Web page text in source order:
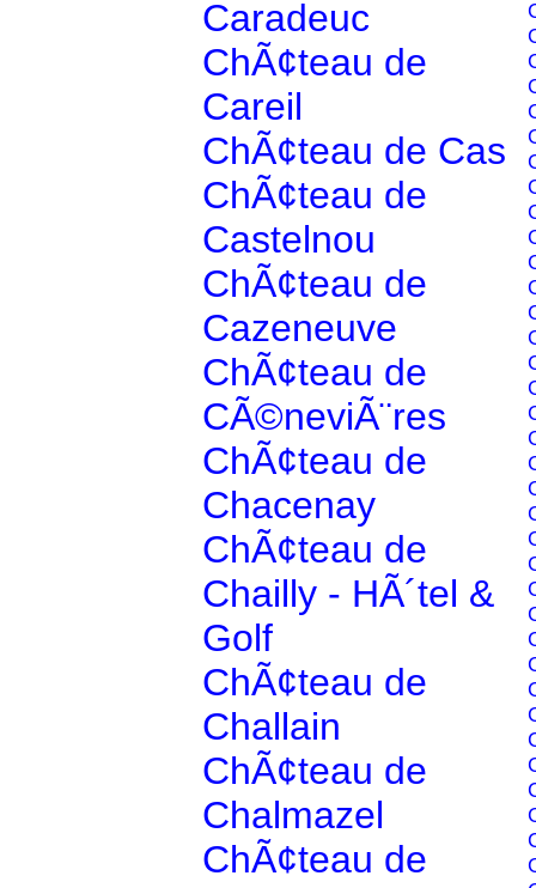
Caradeuc
ChÃ¢teau de
Careil
ChÃ¢teau de Cas
ChÃ¢teau de
Castelnou
ChÃ¢teau de
Cazeneuve
ChÃ¢teau de
CÃ©neviÃ¨res
ChÃ¢teau de
Chacenay
ChÃ¢teau de
Chailly - HÃ´tel &
Golf
ChÃ¢teau de
Challain
ChÃ¢teau de
Chalmazel
ChÃ¢teau de